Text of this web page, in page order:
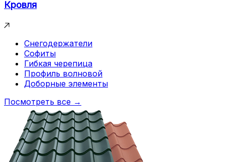
Кровля
Снегодержатели
Софиты
Гибкая черепица
Профиль волновой
Доборные элементы
Посмотреть все →